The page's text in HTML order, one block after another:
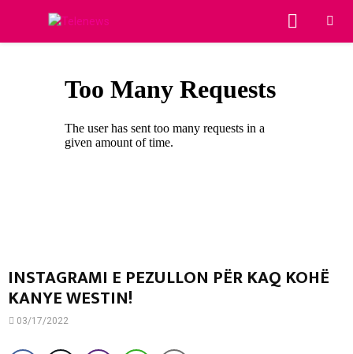
INSTAGRAMI E PEZULLON PËR KAQ KOHË
KANYE WESTIN!
03/17/2022